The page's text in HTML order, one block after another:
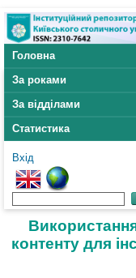
Головна
За роками
За відділами
Статистика
Вхід
контенту для